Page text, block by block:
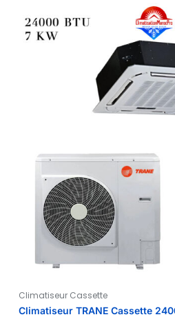
Climatiseur Cassette
Climatiseur TRANE Cassette